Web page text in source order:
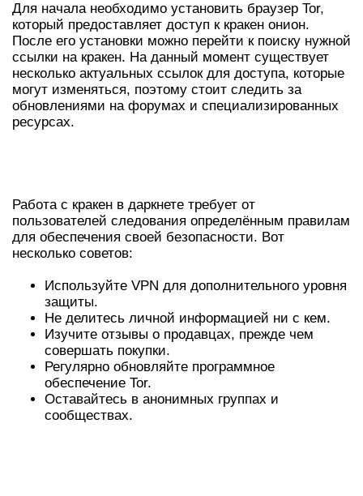
Для начала необходимо установить браузер Tor,
который предоставляет доступ к кракен онион.
После его установки можно перейти к поиску нужной
ссылки на кракен. На данный момент существует
несколько актуальных ссылок для доступа, которые
могут изменяться, поэтому стоит следить за
обновлениями на форумах и специализированных
ресурсах.
Работа с кракен в даркнете требует от
пользователей следования определённым правилам
для обеспечения своей безопасности. Вот
несколько советов:
Используйте VPN для дополнительного уровня
защиты.
Не делитесь личной информацией ни с кем.
Изучите отзывы о продавцах, прежде чем
совершать покупки.
Регулярно обновляйте программное
обеспечение Tor.
Оставайтесь в анонимных группах и
сообществах.